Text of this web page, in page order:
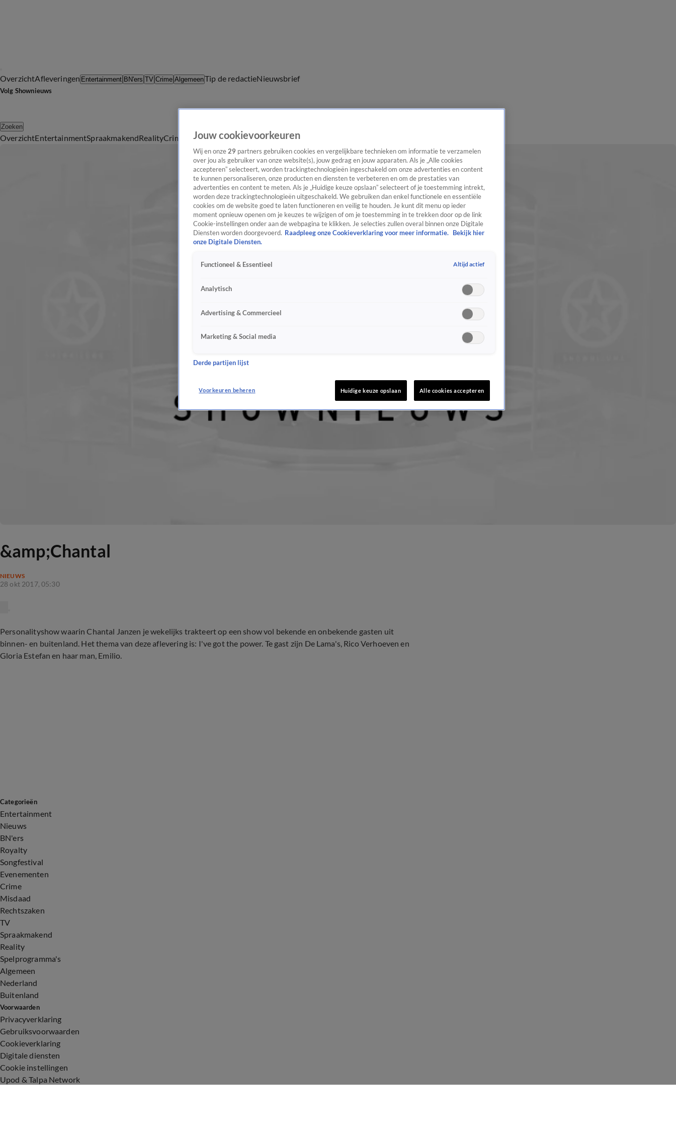
OverzichtAfleveringen Entertainment BN'ers TV Crime AlgemeenTip de redactieNieuwsbrief
Volg Shownieuws
Zoeken
OverzichtEntertainmentSpraakmakendRealityCrime Video'sAfleveringen
&amp;Chantal
NIEUWS
28 okt 2017, 05:30
Personalityshow waarin Chantal Janzen je wekelijks trakteert op een show vol bekende en onbekende gasten uit
binnen- en buitenland. Het thema van deze aflevering is: I've got the power. Te gast zijn De Lama's, Rico Verhoeven en
Gloria Estefan en haar man, Emilio.
Categorieën
Entertainment
Nieuws
BN'ers
Royalty
Songfestival
Evenementen
Crime
Misdaad
Rechtszaken
TV
Spraakmakend
Reality
Spelprogramma's
Algemeen
Nederland
Buitenland
Voorwaarden
Privacyverklaring
Gebruiksvoorwaarden
Cookieverklaring
Digitale diensten
Cookie instellingen
Upod & Talpa Network
Jouw cookievoorkeuren
Wij en onze 29 partners gebruiken cookies en vergelijkbare technieken om informatie te verzamelen
over jou als gebruiker van onze website(s), jouw gedrag en jouw apparaten. Als je „Alle cookies
accepteren” selecteert, worden trackingtechnologieën ingeschakeld om onze advertenties en content
te kunnen personaliseren, onze producten en diensten te verbeteren en om de prestaties van
advertenties en content te meten. Als je „Huidige keuze opslaan” selecteert of je toestemming intrekt,
worden deze trackingtechnologieën uitgeschakeld. We gebruiken dan enkel functionele en essentiële
cookies om de website goed te laten functioneren en veilig te houden. Je kunt dit menu op ieder
moment opnieuw openen om je keuzes te wijzigen of om je toestemming in te trekken door op de link
Cookie-instellingen onder aan de webpagina te klikken. Je selecties zullen overal binnen onze Digitale
Diensten worden doorgevoerd. Raadpleeg onze Cookieverklaring voor meer informatie.
Bekijk hier
onze Digitale Diensten.
Functioneel & Essentieel Altijd actief
Analytisch
Advertising & Commercieel
Marketing & Social media
Derde partijen lijst
Voorkeuren beheren Huidige keuze opslaan Alle cookies accepteren